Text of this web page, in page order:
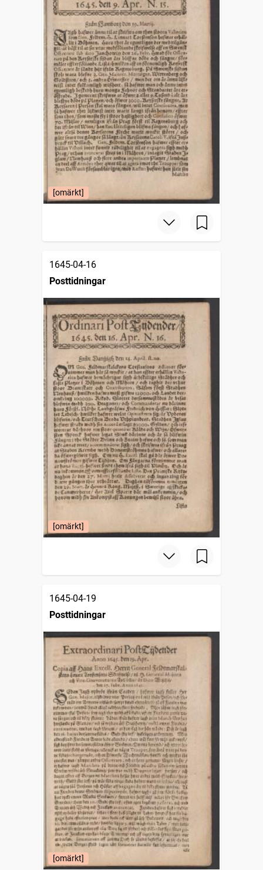
[omärkt]
1645-04-16
Posttidningar
[omärkt]
1645-04-19
Posttidningar
[omärkt]